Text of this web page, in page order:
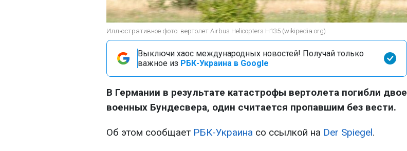
Иллюстративное фото: вертолет Airbus Helicopters H135 (wikipedia.org)
Выключи хаос международных новостей! Получай только
важное из РБК-Украина в Google
В Германии в результате катастрофы вертолета погибли двое
военных Бундесвера, один считается пропавшим без вести.
Об этом сообщает РБК-Украина со ссылкой на Der Spiegel.